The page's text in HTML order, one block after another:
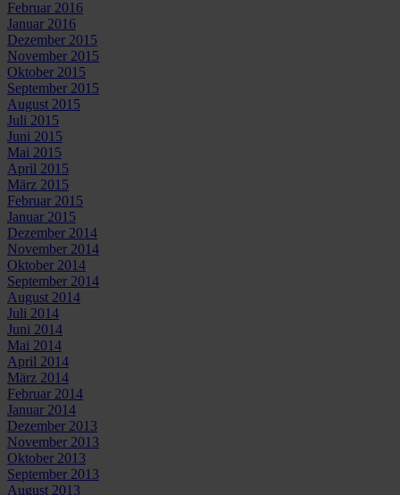
Februar 2016
Januar 2016
Dezember 2015
November 2015
Oktober 2015
September 2015
August 2015
Juli 2015
Juni 2015
Mai 2015
April 2015
März 2015
Februar 2015
Januar 2015
Dezember 2014
November 2014
Oktober 2014
September 2014
August 2014
Juli 2014
Juni 2014
Mai 2014
April 2014
März 2014
Februar 2014
Januar 2014
Dezember 2013
November 2013
Oktober 2013
September 2013
August 2013